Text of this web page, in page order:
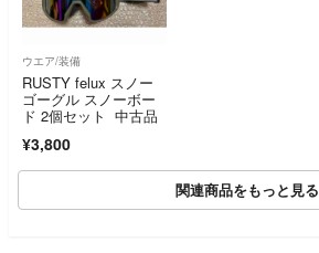
ウエア/装備
RUSTY felux スノー
ゴーグル スノーボー
ド 2個セット 中古品
¥3,800
関連商品をもっと見る